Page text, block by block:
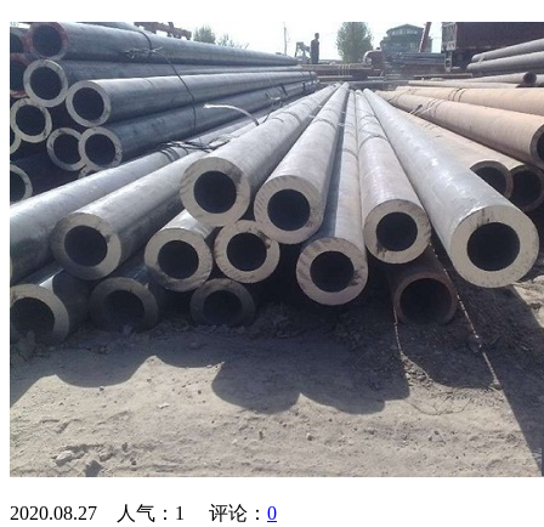
2020.08.27 人气： 1 评论： 0